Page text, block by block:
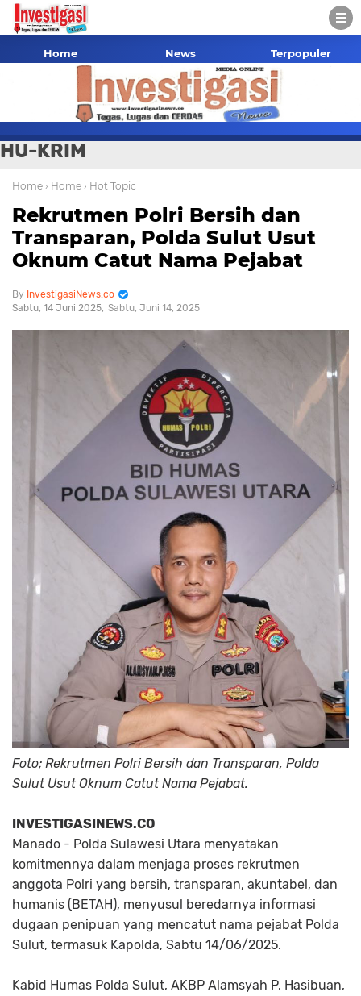
Home News Terpopuler
HU-KRIM
Home › Home › Hot Topic
Rekrutmen Polri Bersih dan
Transparan, Polda Sulut Usut
Oknum Catut Nama Pejabat
InvestigasiNews.co
Sabtu, 14 Juni 2025 Sabtu, Juni 14, 2025
Foto; Rekrutmen Polri Bersih dan Transparan, Polda
Sulut Usut Oknum Catut Nama Pejabat.
INVESTIGASINEWS.CO
Manado - Polda Sulawesi Utara menyatakan
komitmennya dalam menjaga proses rekrutmen
anggota Polri yang bersih, transparan, akuntabel, dan
humanis (BETAH), menyusul beredarnya informasi
dugaan penipuan yang mencatut nama pejabat Polda
Sulut, termasuk Kapolda, Sabtu 14/06/2025.
Kabid Humas Polda Sulut, AKBP Alamsyah P. Hasibuan,